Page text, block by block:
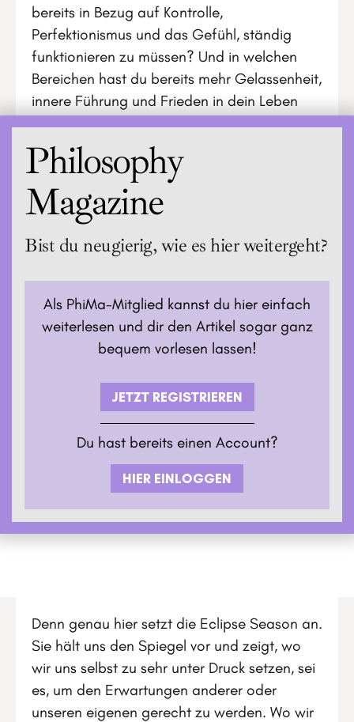
bereits in Bezug auf Kontrolle,
Perfektionismus und das Gefühl, ständig
funktionieren zu müssen? Und in welchen
Bereichen hast du bereits mehr Gelassenheit,
innere Führung und Frieden in dein Leben
Philosophy
Magazine
Bist du neugierig, wie es hier weitergeht?
Als PhiMa-Mitglied kannst du hier einfach
weiterlesen und dir den Artikel sogar ganz
bequem vorlesen lassen!
JETZT REGISTRIEREN
Du hast bereits einen Account?
HIER EINLOGGEN
Denn genau hier setzt die Eclipse Season an.
Sie hält uns den Spiegel vor und zeigt, wo
wir uns selbst zu sehr unter Druck setzen, sei
es, um den Erwartungen anderer oder
unseren eigenen gerecht zu werden. Wo wir